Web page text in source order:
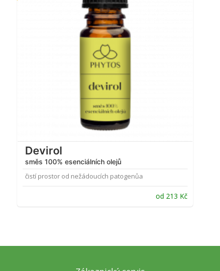
Devirol
směs 100% esenciálních olejů
čistí prostor od nežádoucích patogenůa
od 213 Kč